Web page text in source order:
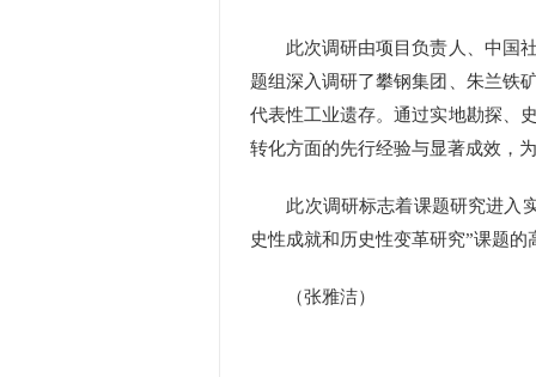
此次调研由项目负责人、中国社
题组深入调研了攀钢集团、朱兰铁
代表性工业遗存。通过实地勘探、
转化方面的先行经验与显著成效，
此次调研标志着课题研究进入实
史性成就和历史性变革研究”课题
（张雅洁）